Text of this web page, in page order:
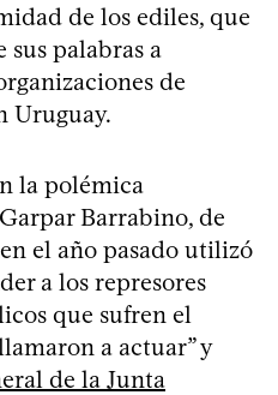
de los ediles, que
palabras a
de
Uruguay.
la polémica
Barrabino, de
el año pasado utilizó
a los represores
que sufren el
a actuar” y
de la Junta